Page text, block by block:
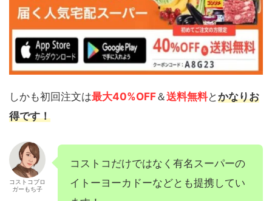
しかも初回注文は最大40%OFF＆送料無料とかなりお
得です！
コストコブロ
ガーもち子
コストコだけではなく有名スーパーの
イトーヨーカドーなどとも提携してい